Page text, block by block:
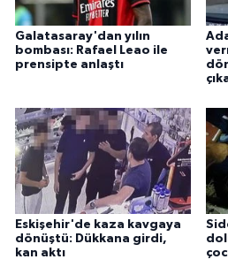
Galatasaray'dan yılın
bombası: Rafael Leao ile
prensipte anlaştı
Eskişehir'de kaza kavgaya
dönüştü: Dükkana girdi,
kan aktı